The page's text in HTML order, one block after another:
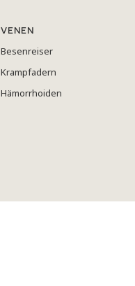
VENEN
Besenreiser
Krampfadern
Hämorrhoiden